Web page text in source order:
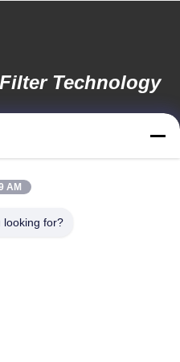
Technology
AM
looking for?